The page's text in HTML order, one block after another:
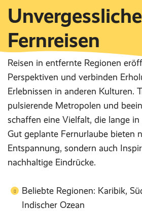
Unvergessliche
Fernreisen
Reisen in entfernte Regionen
Perspektiven und verbinden
Erlebnissen in anderen Kulturen.
pulsierende Metropolen und
schaffen eine Vielfalt, die lange
Gut geplante Fernurlaube bieten
Entspannung, sondern auch
nachhaltige Eindrücke.
Beliebte Regionen: Karibik,
Indischer Ozean